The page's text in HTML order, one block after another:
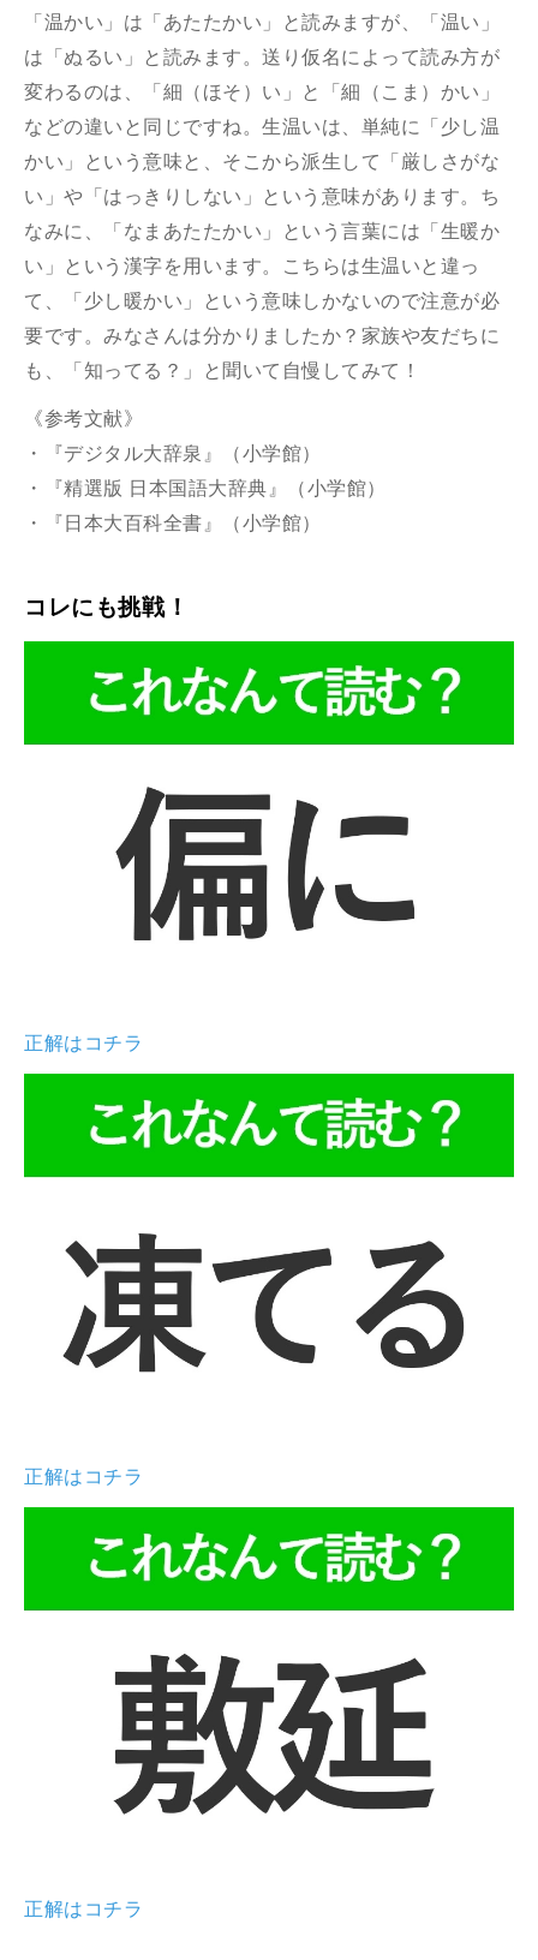
「温かい」は「あたたかい」と読みますが、「温い」
は「ぬるい」と読みます。送り仮名によって読み方が
変わるのは、「細（ほそ）い」と「細（こま）かい」
などの違いと同じですね。生温いは、単純に「少し温
かい」という意味と、そこから派生して「厳しさがな
い」や「はっきりしない」という意味があります。ち
なみに、「なまあたたかい」という言葉には「生暖か
い」という漢字を用います。こちらは生温いと違っ
て、「少し暖かい」という意味しかないので注意が必
要です。みなさんは分かりましたか？家族や友だちに
も、「知ってる？」と聞いて自慢してみて！
《参考文献》
・『デジタル大辞泉』（小学館）
・『精選版 日本国語大辞典』（小学館）
・『日本大百科全書』（小学館）
コレにも挑戦！
正解はコチラ
正解はコチラ
正解はコチラ